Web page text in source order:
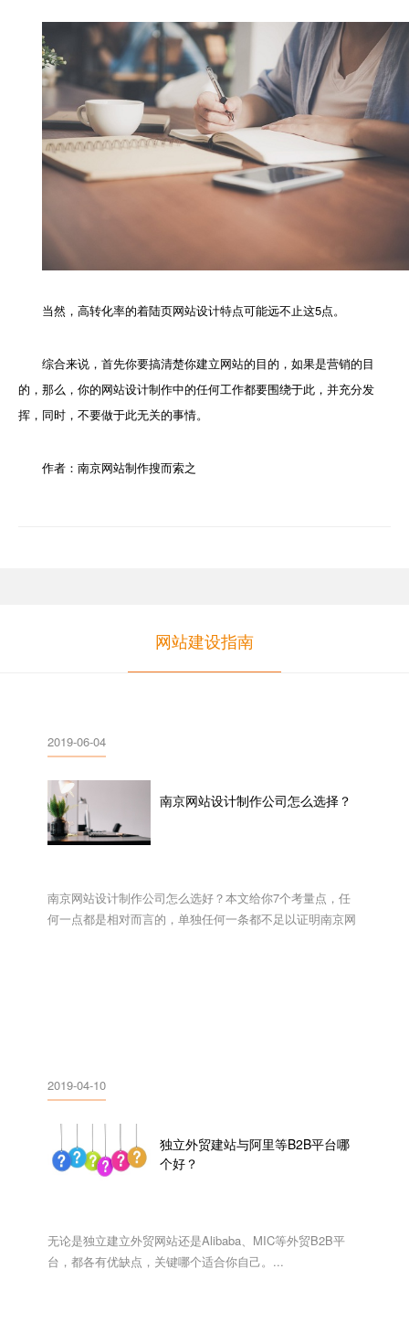
当然，高转化率的着陆页网站设计特点可能远不止这5点。
综合来说，首先你要搞清楚你建立网站的目的，如果是营销的目
的，那么，你的网站设计制作中的任何工作都要围绕于此，并充分发
挥，同时，不要做于此无关的事情。
作者：南京网站制作搜而索之
网站建设指南
2019-06-04
南京网站设计制作公司怎么选择？
南京网站设计制作公司怎么选好？本文给你7个考量点，任
何一点都是相对而言的，单独任何一条都不足以证明南京网
2019-04-10
独立外贸建站与阿里等B2B平台哪
个好？
无论是独立建立外贸网站还是Alibaba、MIC等外贸B2B平
台，都各有优缺点，关键哪个适合你自己。...